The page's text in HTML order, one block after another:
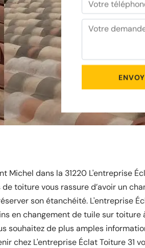
Michel dans la 31220 L'entreprise
de toiture vous rassure d’avoir un
son étanchéité. L'entreprise
en changement de tuile sur
souhaitez de plus amples
chez L'entreprise Éclat Toiture 31